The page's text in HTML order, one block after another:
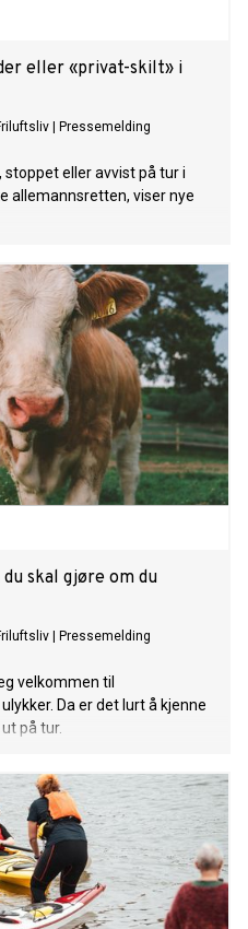
eller «privat-skilt» i
Pressemelding
eller avvist på tur i
allemannsretten, viser nye
skal gjøre om du
Pressemelding
velkommen til
Da er det lurt å kjenne
på tur.